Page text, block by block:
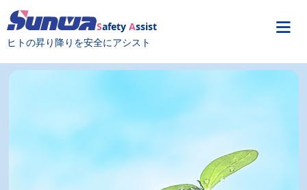
Safety Assist
ヒトの昇り降りを安全にアシスト